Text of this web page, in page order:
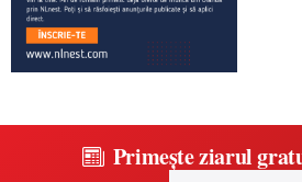
Primește ziarul